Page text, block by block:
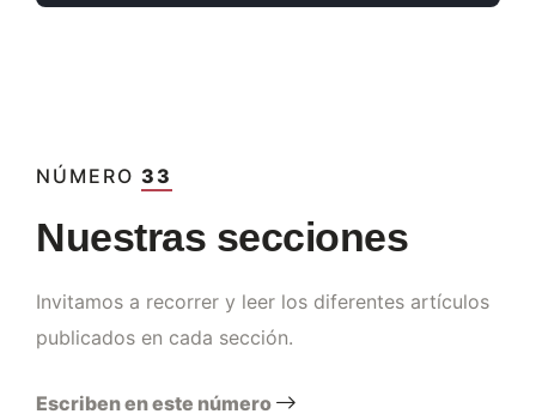
NÚMERO 33
Nuestras secciones
Invitamos a recorrer y leer los diferentes artículos
publicados en cada sección.
Escriben en este número